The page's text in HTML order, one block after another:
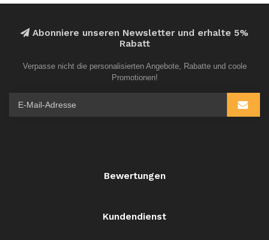
Abonniere unseren Newsletter und erhalte 5%
Rabatt
Verpasse nicht die personalisierten Angebote, Rabatte und coole
Promotionen!
Bewertungen
Kundendienst